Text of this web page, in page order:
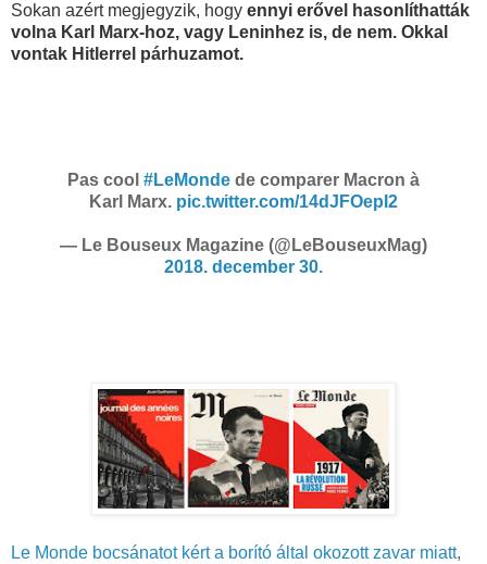
Sokan azért megjegyzik, hogy ennyi erővel hasonlíthatták
volna Karl Marx-hoz, vagy Leninhez is, de nem. Okkal
vontak Hitlerrel párhuzamot.
Pas cool #LeMonde de comparer Macron à
Karl Marx. pic.twitter.com/14dJFOepI2
— Le Bouseux Magazine (@LeBouseuxMag)
2018. december 30.
Le Monde bocsánatot kért a borító által okozott zavar miatt,